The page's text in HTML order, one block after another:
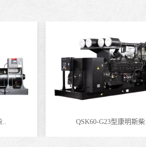
QSK60-G23型康明斯柴..